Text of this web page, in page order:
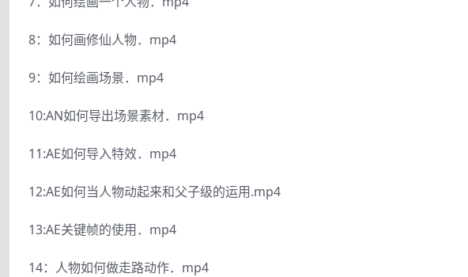
8：如何画修仙人物．mp4
9：如何绘画场景．mp4
10:AN如何导出场景素材．mp4
11:AE如何导入特效．mp4
12:AE如何当人物动起来和父子级的运用.mp4
13:AE关键帧的使用．mp4
14：人物如何做走路动作．mp4